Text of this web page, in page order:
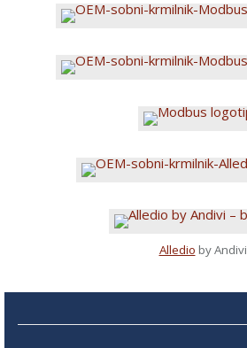
Alledio by Andivi